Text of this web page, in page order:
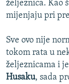
SVE KARTE
NASTANAK I
željeznica. Kao
mijenjaju pri
Sve ovo nije
tokom rata u
željeznicama i
Husaku, sada